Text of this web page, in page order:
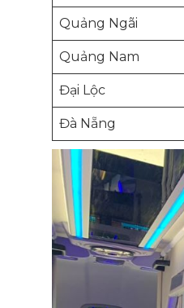
Quảng Ngãi
Quảng Nam
Đại Lộc
Đà Nẵng